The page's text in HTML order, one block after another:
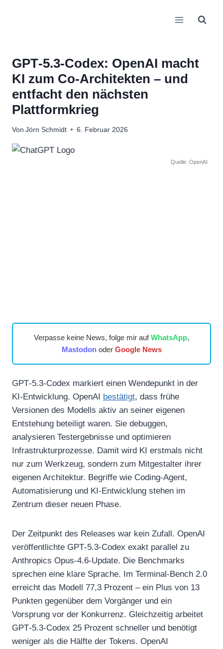
GPT‑5.3‑Codex: OpenAI macht
KI zum Co‑Architekten – und
entfacht den nächsten
Plattformkrieg
Von Jörn Schmidt 6. Februar 2026
Quelle: OpenAI
Verpasse keine News, folge mir aufWhatsApp,
Mastodonoder Google News
GPT‑5.3‑Codex markiert einen Wendepunkt in der
KI‑Entwicklung. OpenAI bestätigt, dass frühe
Versionen des Modells aktiv an seiner eigenen
Entstehung beteiligt waren. Sie debuggen,
analysieren Testergebnisse und optimieren
Infrastrukturprozesse. Damit wird KI erstmals nicht
nur zum Werkzeug, sondern zum Mitgestalter ihrer
eigenen Architektur. Begriffe wie Coding‑Agent,
Automatisierung und KI‑Entwicklung stehen im
Zentrum dieser neuen Phase.
Der Zeitpunkt des Releases war kein Zufall. OpenAI
veröffentlichte GPT‑5.3‑Codex exakt parallel zu
Anthropics Opus‑4.6‑Update. Die Benchmarks
sprechen eine klare Sprache. Im Terminal‑Bench 2.0
erreicht das Modell 77,3 Prozent – ein Plus von 13
Punkten gegenüber dem Vorgänger und ein
Vorsprung vor der Konkurrenz. Gleichzeitig arbeitet
GPT‑5.3‑Codex 25 Prozent schneller und benötigt
weniger als die Hälfte der Tokens. OpenAI